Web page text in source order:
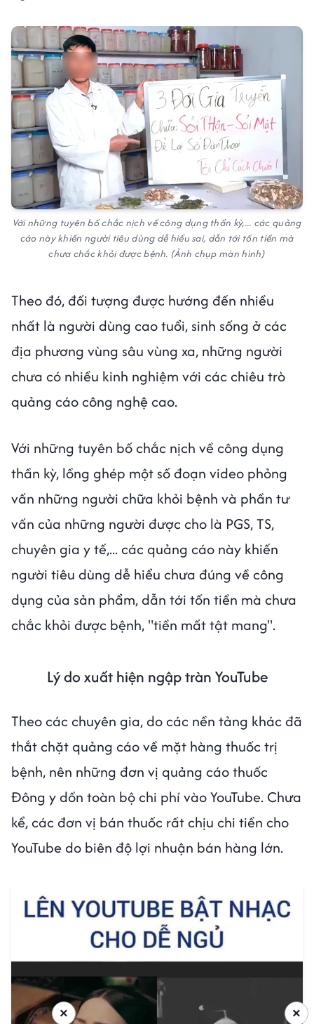
Với những tuyên bố chắc nịch về công dụng thần kỳ,... các quảng
cáo này khiến người tiêu dùng dễ hiểu sai, dẫn tới tốn tiền mà
chưa chắc khỏi được bệnh. (Ảnh chụp màn hình)
Theo đó, đối tượng được hướng đến nhiều
nhất là người dùng cao tuổi, sinh sống ở các
địa phương vùng sâu vùng xa, những người
chưa có nhiều kinh nghiệm với các chiêu trò
quảng cáo công nghệ cao.
Với những tuyên bố chắc nịch về công dụng
thần kỳ, lồng ghép một số đoạn video phỏng
vấn những người chữa khỏi bệnh và phần tư
vấn của những người được cho là PGS, TS,
chuyên gia y tế,... các quảng cáo này khiến
người tiêu dùng dễ hiểu chưa đúng về công
dụng của sản phẩm, dẫn tới tốn tiền mà chưa
chắc khỏi được bệnh, "tiền mất tật mang".
Lý do xuất hiện ngập tràn YouTube
Theo các chuyên gia, do các nền tảng khác đã
thắt chặt quảng cáo về mặt hàng thuốc trị
bệnh, nên những đơn vị quảng cáo thuốc
Đông y dồn toàn bộ chi phí vào YouTube. Chưa
kể, các đơn vị bán thuốc rất chịu chi tiền cho
YouTube do biên độ lợi nhuận bán hàng lớn.
×
×